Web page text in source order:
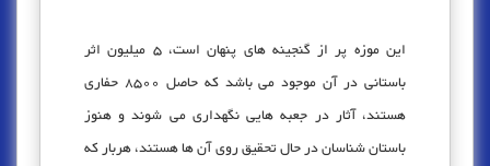
این موزه پر از گنجینه های پنهان است، 5 میلیون اثر
باستانی در آن موجود می باشد که حاصل 8500 حفاری
هستند، آثار در جعبه هایی نگهداری می شوند و هنوز
باستان شناسان در حال تحقیق روی آن ها هستند، هربار که